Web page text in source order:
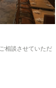
相談させていただ